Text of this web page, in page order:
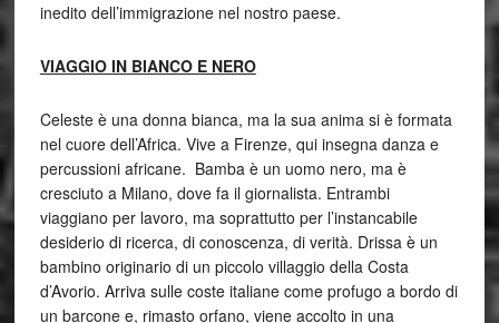
inedito dell’immigrazione nel nostro paese.
VIAGGIO IN BIANCO E NERO
Celeste è una donna bianca, ma la sua anima si è formata
nel cuore dell’Africa. Vive a Firenze, qui insegna danza e
percussioni africane. Bamba è un uomo nero, ma è
cresciuto a Milano, dove fa il giornalista. Entrambi
viaggiano per lavoro, ma soprattutto per l’instancabile
desiderio di ricerca, di conoscenza, di verità. Drissa è un
bambino originario di un piccolo villaggio della Costa
d’Avorio. Arriva sulle coste italiane come profugo a bordo di
un barcone e, rimasto orfano, viene accolto in una